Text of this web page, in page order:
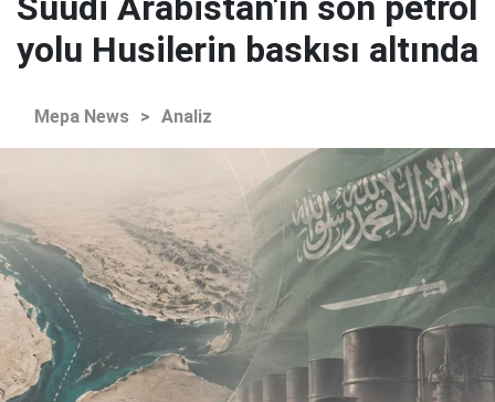
yolu Husilerin baskısı altında
Mepa News > Analiz